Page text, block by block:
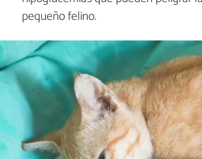
pequeño felino.